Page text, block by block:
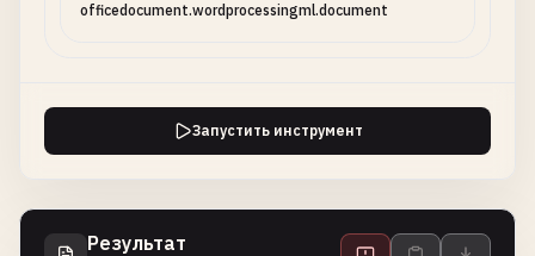
officedocument.wordprocessingml.document
Запустить инструмент
Результат